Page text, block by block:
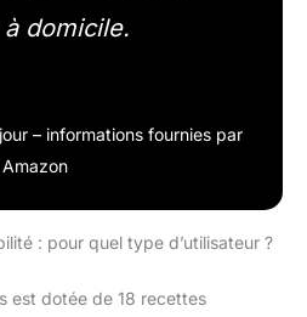
domicile.
– informations fournies par
Amazon
: pour quel type d’utilisateur ?
est dotée de 18 recettes